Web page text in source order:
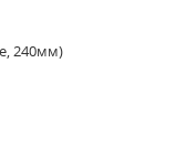
240мм)